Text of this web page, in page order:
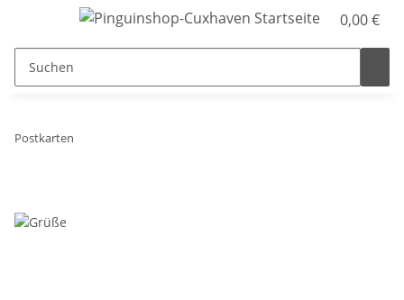
0,00 €
Postkarten